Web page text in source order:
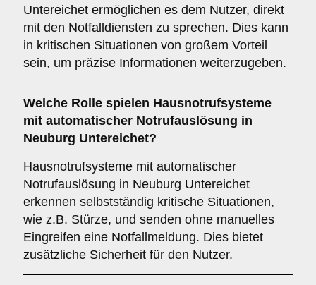
Untereichet ermöglichen es dem Nutzer, direkt
mit den Notfalldiensten zu sprechen. Dies kann
in kritischen Situationen von großem Vorteil
sein, um präzise Informationen weiterzugeben.
Welche Rolle spielen Hausnotrufsysteme
mit automatischer Notrufauslösung in
Neuburg Untereichet?
Hausnotrufsysteme mit automatischer
Notrufauslösung in Neuburg Untereichet
erkennen selbstständig kritische Situationen,
wie z.B. Stürze, und senden ohne manuelles
Eingreifen eine Notfallmeldung. Dies bietet
zusätzliche Sicherheit für den Nutzer.